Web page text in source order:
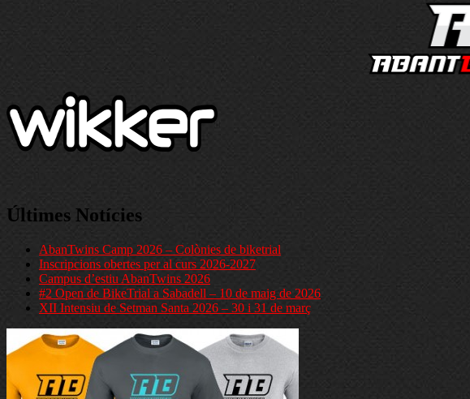
Últimes Notícies
AbanTwins Camp 2026 – Colònies de biketrial
Inscripcions obertes per al curs 2026-2027
Campus d’estiu AbanTwins 2026
#2 Open de BikeTrial a Sabadell – 10 de maig de 2026
XII Intensiu de Setman Santa 2026 – 30 i 31 de març